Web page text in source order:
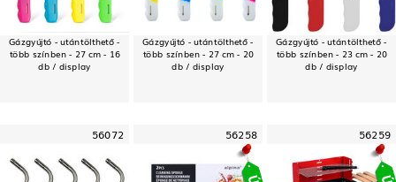
Gázgyújtó - utántölthető -
több színben - 27 cm - 16
db / display
Gázgyújtó - utántölthető -
több színben - 27 cm - 20
db / display
Gázgyújtó - utántölthető -
több színben - 23 cm - 20
db / display
56072 56258 56259